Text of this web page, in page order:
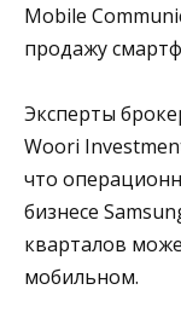
Mobile
продажу
Эксперты
Woori
что
бизнесе
кварталов
мобильном.